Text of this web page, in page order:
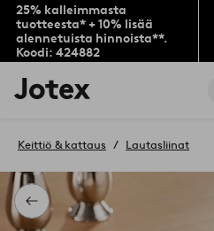
25% kalleimmasta
tuotteesta* + 10% lisää
alennetuista hinnoista**.
Koodi: 424882
Jotex-
logo
aloitussivulle
Takaisin
Keittiö & kattaus Lautasliinat